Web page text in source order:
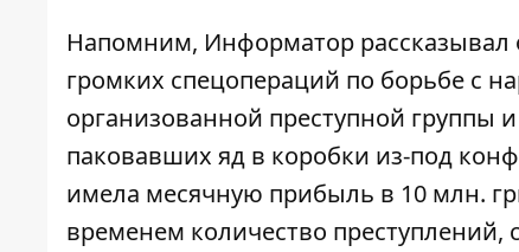
Напомним, Информатор рассказывал
громких спецопераций по борьбе с
организованной преступной группы
паковавших яд в коробки из-под
имела месячную прибыль в 10 млн.
временем количество преступлений,